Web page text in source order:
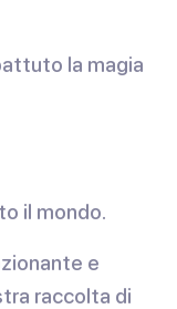
la magia
il mondo.
e
raccolta di